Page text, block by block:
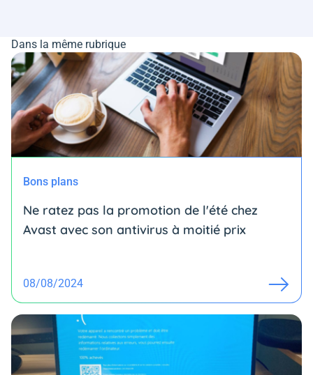
Dans la même rubrique
Bons plans
Ne ratez pas la promotion de l'été chez
Avast avec son antivirus à moitié prix
08/08/2024